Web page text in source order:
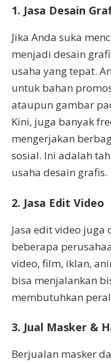
1. Jasa Desain
Jika Anda suka
menjadi desain
usaha yang tepat.
untuk bahan
ataupun gambar
Kini, juga banyak
mengerjakan
sosial. Ini adalah
usaha desain grafis.
2. Jasa Edit Video
Jasa edit video
beberapa
video, film, iklan,
bisa menjalankan
membutuhkan
3. Jual Masker &
Berjualan masker